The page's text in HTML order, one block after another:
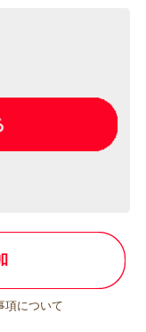
項について